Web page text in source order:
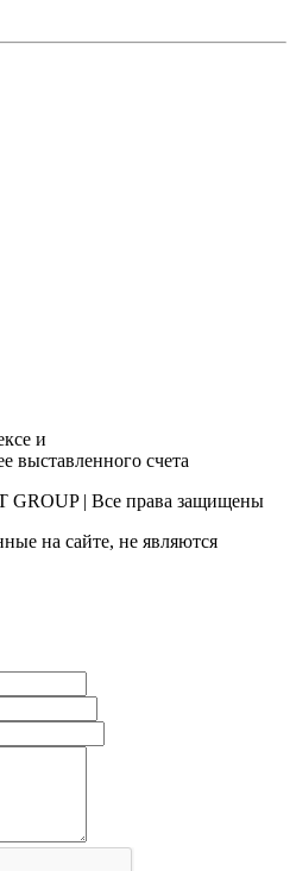
и
выставленного счета
GROUP | Все права защищены
на сайте, не являются